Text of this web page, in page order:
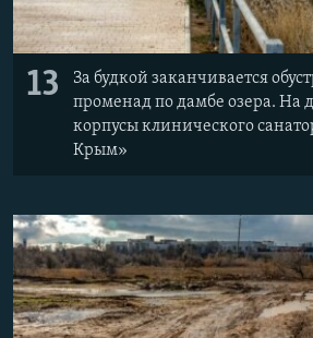
13
За будкой заканчивается
променад по дамбе озера. На
корпусы клинического
Крым»